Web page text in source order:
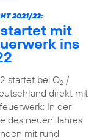
2021/22:
mit
ins
startet bei O2/
direkt mit
In der
des neuen Jahres
mit rund